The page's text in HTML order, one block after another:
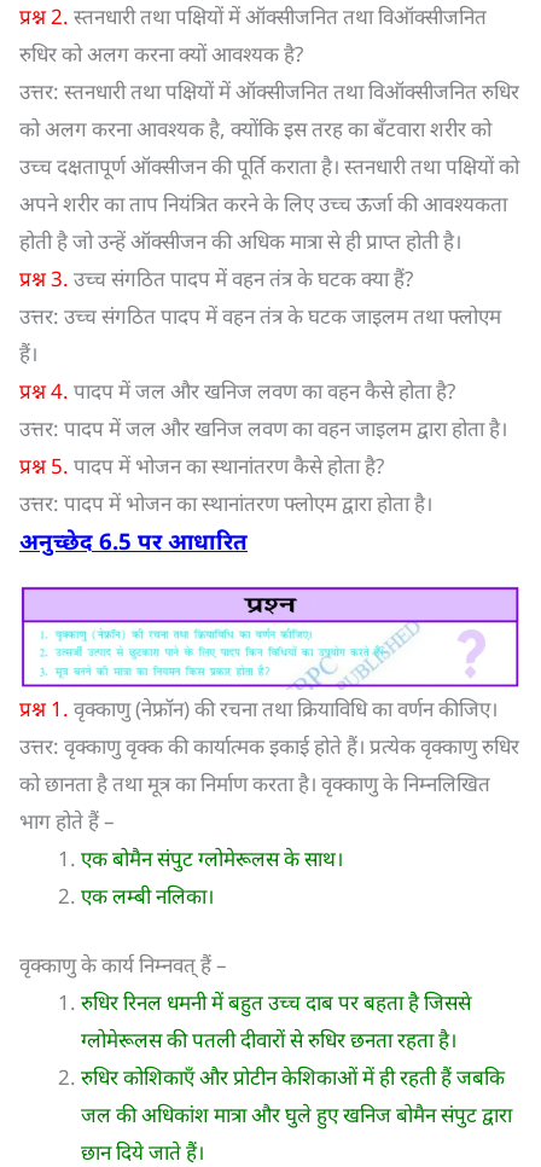
प्रश्न 2. स्तनधारी तथा पक्षियों में ऑक्सीजनित तथा विऑक्सीजनित
रुधिर को अलग करना क्यों आवश्यक है?
उत्तर: स्तनधारी तथा पक्षियों में ऑक्सीजनित तथा विऑक्सीजनित रुधिर
को अलग करना आवश्यक है, क्योंकि इस तरह का बँटवारा शरीर को
उच्च दक्षतापूर्ण ऑक्सीजन की पूर्ति कराता है। स्तनधारी तथा पक्षियों को
अपने शरीर का ताप नियंत्रित करने के लिए उच्च ऊर्जा की आवश्यकता
होती है जो उन्हें ऑक्सीजन की अधिक मात्रा से ही प्राप्त होती है।
प्रश्न 3. उच्च संगठित पादप में वहन तंत्र के घटक क्या हैं?
उत्तर: उच्च संगठित पादप में वहन तंत्र के घटक जाइलम तथा फ्लोएम
हैं।
प्रश्न 4. पादप में जल और खनिज लवण का वहन कैसे होता है?
उत्तर: पादप में जल और खनिज लवण का वहन जाइलम द्वारा होता है।
प्रश्न 5. पादप में भोजन का स्थानांतरण कैसे होता है?
उत्तर: पादप में भोजन का स्थानांतरण फ्लोएम द्वारा होता है।
अनुच्छेद 6.5 पर आधारित
प्रश्न 1. वृक्काणु (नेफ्रॉन) की रचना तथा क्रियाविधि का वर्णन कीजिए।
उत्तर: वृक्काणु वृक्क की कार्यात्मक इकाई होते हैं। प्रत्येक वृक्काणु रुधिर
को छानता है तथा मूत्र का निर्माण करता है। वृक्काणु के निम्नलिखित
भाग होते हैं –
एक बोमैन संपुट ग्लोमेरूलस के साथ।
एक लम्बी नलिका।
वृक्काणु के कार्य निम्नवत् हैं –
रुधिर रिनल धमनी में बहुत उच्च दाब पर बहता है जिससे
ग्लोमेरूलस की पतली दीवारों से रुधिर छनता रहता है।
रुधिर कोशिकाएँ और प्रोटीन केशिकाओं में ही रहती हैं जबकि
जल की अधिकांश मात्रा और घुले हुए खनिज बोमैन संपुट द्वारा
छान दिये जाते हैं।